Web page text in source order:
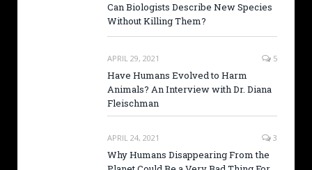
Can Biologists Describe New Species
Without Killing Them?
APRIL 29, 2021 5
Have Humans Evolved to Harm
Animals? An Interview with Dr. Diana
Fleischman
APRIL 24, 2021 3
Why Humans Disappearing From the